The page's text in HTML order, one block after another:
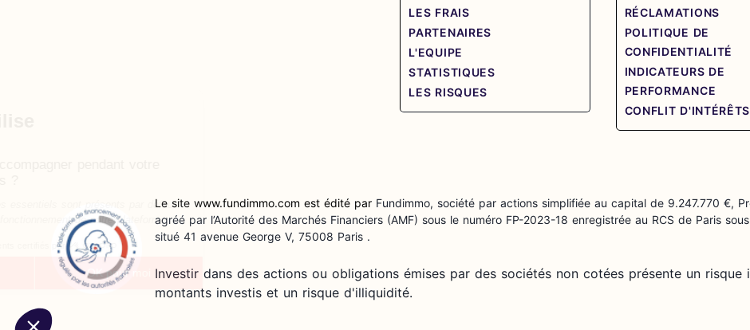
LES FRAIS
PARTENAIRES
L'EQUIPE
STATISTIQUES
LES RISQUES
RÉCLAMATIONS
POLITIQUE DE
CONFIDENTIALITÉ
INDICATEURS DE
PERFORMANCE
CONFLIT D'INTÉRÊTS
Le site www.fundimmo.com est édité par Fundimmo, société par actions simplifiée au capital de 9.247.770 €,
agréé par l’Autorité des Marchés Financiers (AMF) sous le numéro FP-2023-18 enregistrée au RCS de Paris
situé 41 avenue George V, 75008 Paris .
Investir dans des actions ou obligations émises par des sociétés non cotées présente un
montants investis et un risque d'illiquidité.
Des cookies techniques essentiels sont présents par défaut
pour assurer le bon fonctionnement de notre plateforme
Consentements certifiés par
Je choisis OK pour moi
Plateforme de Gestion du Consentement : Personnalisez vos Options